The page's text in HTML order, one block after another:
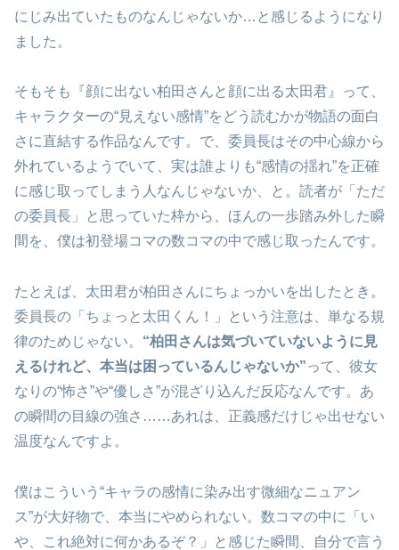
にじみ出ていたものなんじゃないか…と感じるようになり
ました。
そもそも『顔に出ない柏田さんと顔に出る太田君』って、
キャラクターの“見えない感情”をどう読むかが物語の面白
さに直結する作品なんです。で、委員長はその中心線から
外れているようでいて、実は誰よりも“感情の揺れ”を正確
に感じ取ってしまう人なんじゃないか、と。読者が「ただ
の委員長」と思っていた枠から、ほんの一歩踏み外した瞬
間を、僕は初登場コマの数コマの中で感じ取ったんです。
たとえば、太田君が柏田さんにちょっかいを出したとき。
委員長の「ちょっと太田くん！」という注意は、単なる規
律のためじゃない。 “柏田さんは気づいていないように見
えるけれど、本当は困っているんじゃないか”って、彼女
なりの“怖さ”や“優しさ”が混ざり込んだ反応なんです。あ
の瞬間の目線の強さ……あれは、正義感だけじゃ出せない
温度なんですよ。
僕はこういう“キャラの感情に染み出す微細なニュアン
ス”が大好物で、本当にやめられない。数コマの中に「い
や、これ絶対に何かあるぞ？」と感じた瞬間、自分で言う